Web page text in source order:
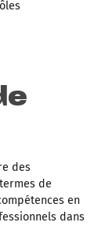
des
de
en
dans